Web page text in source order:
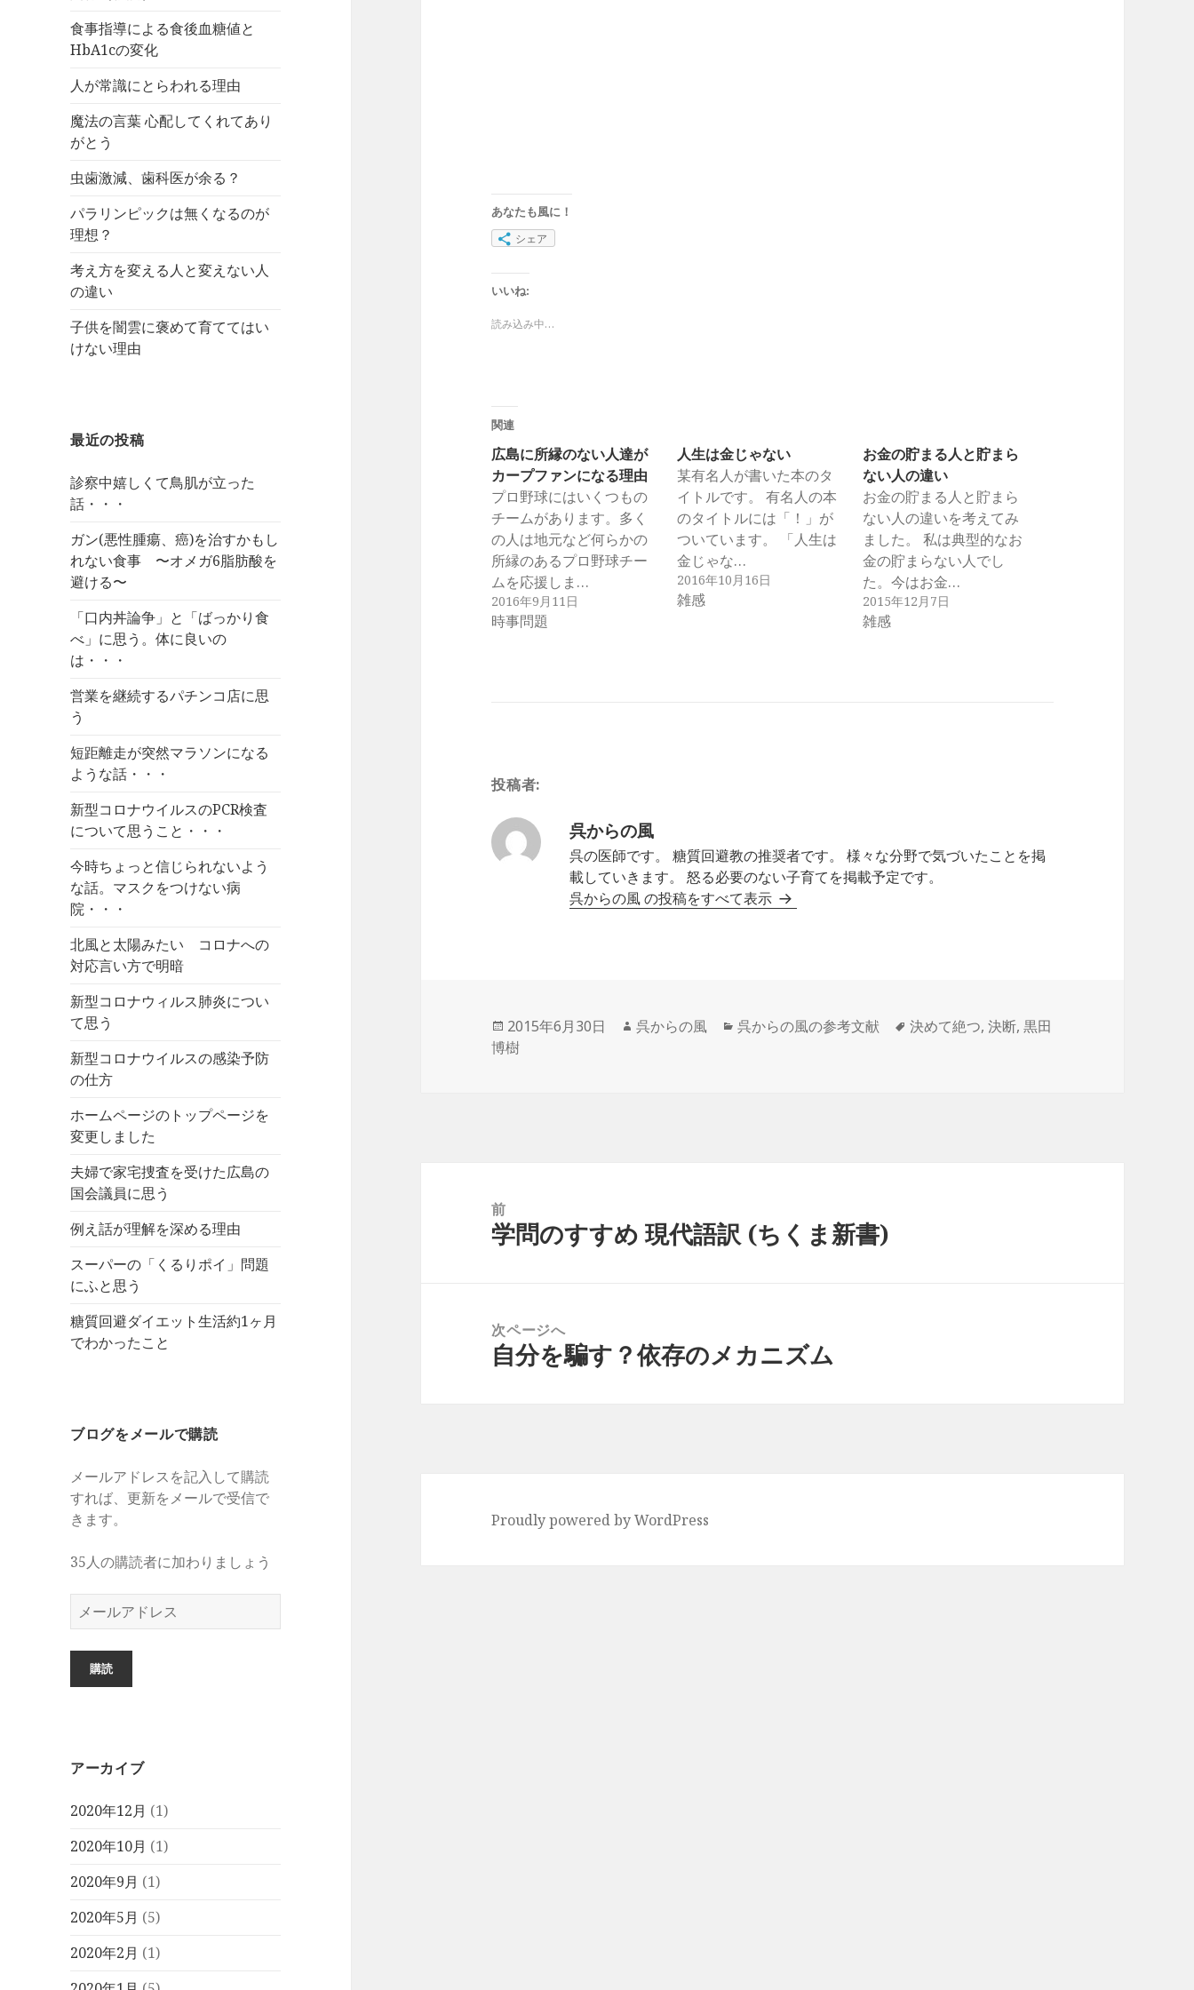
食事指導による食後血糖値と
HbA1cの変化
人が常識にとらわれる理由
魔法の言葉 心配してくれてあり
がとう
虫歯激減、歯科医が余る？
パラリンピックは無くなるのが
理想？
考え方を変える人と変えない人
の違い
子供を闇雲に褒めて育ててはい
けない理由
最近の投稿
診察中嬉しくて鳥肌が立った
話・・・
ガン(悪性腫瘍、癌)を治すかもし
れない食事 〜オメガ6脂肪酸を
避ける〜
「口内丼論争」と「ばっかり食
べ」に思う。体に良いの
は・・・
営業を継続するパチンコ店に思
う
短距離走が突然マラソンになる
ような話・・・
新型コロナウイルスのPCR検査
について思うこと・・・
今時ちょっと信じられないよう
な話。マスクをつけない病
院・・・
北風と太陽みたい コロナへの
対応言い方で明暗
新型コロナウィルス肺炎につい
て思う
新型コロナウイルスの感染予防
の仕方
ホームページのトップページを
変更しました
夫婦で家宅捜査を受けた広島の
国会議員に思う
例え話が理解を深める理由
スーパーの「くるりポイ」問題
にふと思う
糖質回避ダイエット生活約1ヶ月
でわかったこと
ブログをメールで購読
メールアドレスを記入して購読
すれば、更新をメールで受信で
きます。
35人の購読者に加わりましょう
ー
ル
ド
購読
アーカイブ
2020年12月 (1)
2020年10月 (1)
2020年9月 (1)
2020年5月 (5)
2020年2月 (1)
あなたも風に！
シェア
いいね:
読み込み中…
関連
広島に所縁のない人達が
カープファンになる理由
プロ野球にはいくつもの
チームがあります。多く
の人は地元など何らかの
所縁のあるプロ野球チー
ムを応援しま…
2016年9月11日
時事問題
人生は金じゃない
某有名人が書いた本のタ
イトルです。 有名人の本
のタイトルには「！」が
ついています。 「人生は
金じゃな…
2016年10月16日
雑感
お金の貯まる人と貯まら
ない人の違い
お金の貯まる人と貯まら
ない人の違いを考えてみ
ました。 私は典型的なお
金の貯まらない人でし
た。今はお金…
2015年12月7日
雑感
投稿者:
呉からの風
呉の医師です。 糖質回避教の推奨者です。 様々な分野で気づいたことを掲
載していきます。 怒る必要のない子育てを掲載予定です。
呉からの風 の投稿をすべて表示
投
稿
2015年6月30日
作
呉からの風
カ
呉からの風の参考文献
タ
決めて絶つ,決断,黒田
博樹
前
前
学問のすすめ 現代語訳 (ちくま新書)
次ページへ
次
自分を騙す？依存のメカニズム
Proudly powered by WordPress